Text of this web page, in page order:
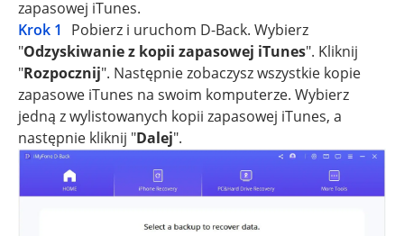
zapasowej iTunes.
Krok 1 Pobierz i uruchom D-Back. Wybierz
"Odzyskiwanie z kopii zapasowej iTunes". Kliknij
"Rozpocznij". Następnie zobaczysz wszystkie kopie
zapasowe iTunes na swoim komputerze. Wybierz
jedną z wylistowanych kopii zapasowej iTunes, a
następnie kliknij "Dalej".